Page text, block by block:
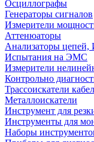
Осциллографы
Генераторы сигналов
Измерители
Аттенюаторы
Анализаторы
Испытания на ЭМС
Измерители
Контрольно
Трассоискатели
Металлоискатели
Инструмент для
Инструменты для
Наборы